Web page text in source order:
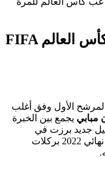
المنتخبات المرشحة للفوز بكأس العالم FIFA
المرشح الأول وفق أغلب
مبابي يجمع بين الخبرة
جديد برزت في
الدوريات الأوروبية الكبرى. فرنسا خسرت نهائي 2022 بركلات